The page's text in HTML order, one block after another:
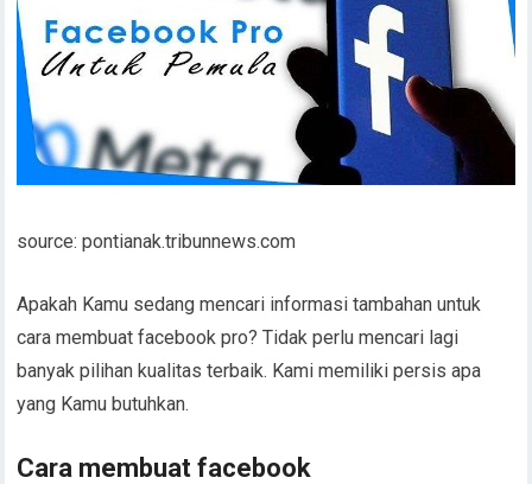
source: pontianak.tribunnews.com
Apakah Kamu sedang mencari informasi tambahan untuk
cara membuat facebook pro? Tidak perlu mencari lagi
banyak pilihan kualitas terbaik. Kami memiliki persis apa
yang Kamu butuhkan.
Cara membuat facebook